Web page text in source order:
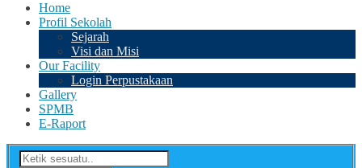
Home
Profil Sekolah
Sejarah
Visi dan Misi
Our Facility
Login Perpustakaan
Gallery
SPMB
E-Raport